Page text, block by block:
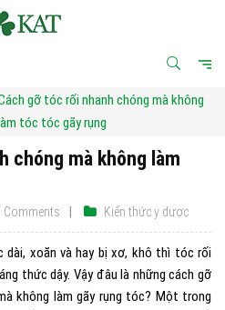
gỡ tóc rối nhanh chóng mà không
tóc tóc gãy rụng
chóng mà không làm
Kiến thức y dược
Comments
xoăn và hay bị xơ, khô thì tóc rối
thức dậy. Vậy đâu là những cách gỡ
không làm gãy rụng tóc? Một trong